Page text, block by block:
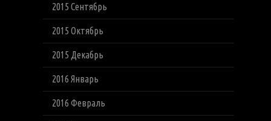
2015 Сентябрь
2015 Октябрь
2015 Декабрь
2016 Январь
2016 Февраль